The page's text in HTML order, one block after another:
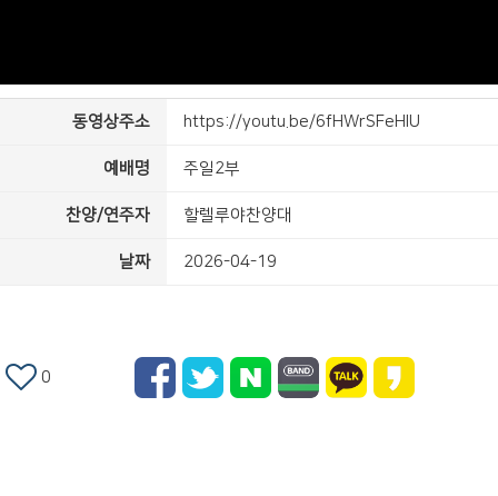
동영상주소 https://youtu.be/6fHWrSFeHlU
예배명 주일2부
찬양/연주자 할렐루야찬양대
날짜 2026-04-19
0